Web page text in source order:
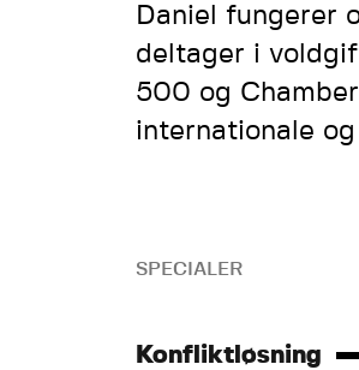
Daniel fungerer
deltager i
500 og
internationale
SPECIALER
Konfliktløsning